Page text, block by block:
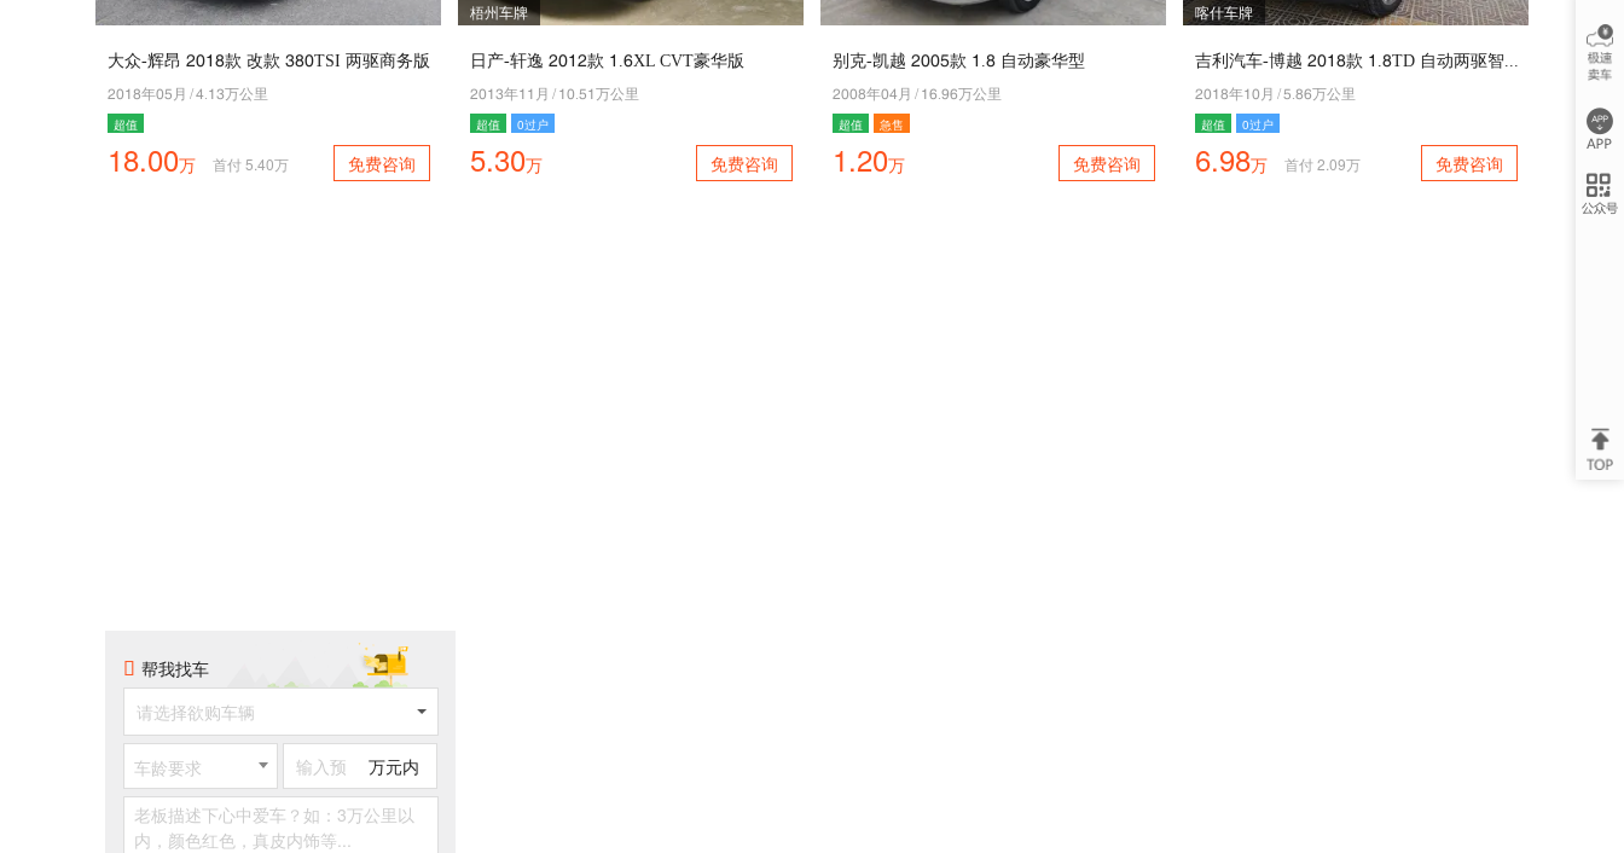
大众-辉昂 5049款 改款 390TSI 两驱商务版
5049年01月 /7.43万公里
超值
18.00万 首付5.40万 免费咨询
梧州车牌
日产-轩逸 5045款 4.2XL CVT豪华版
5043年44月 / 40.14万公里
超值
0过户
5.30万 免费咨询
别克-凯越 5001款 4.9 自动豪华型
5009年07月 / 42.82万公里
超值
急售
1.20万 免费咨询
喀什车牌
5049年40月 /1.92万公里
超值
0过户
6.98万 首付2.09万 免费咨询
帮我找车
请选择欲购车辆
车龄要求 万元内